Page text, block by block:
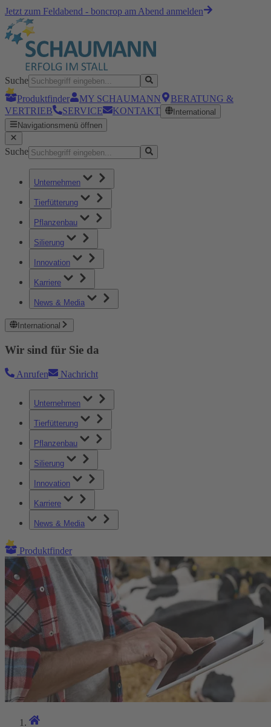
Jetzt zum Feldabend - boncrop am Abend anmelden
Suche
Produktfinder
MY SCHAUMANN
BERATUNG &
VERTRIEB
SERVICE KONTAKT
International
Navigationsmenü öffnen
Suche
Unternehmen
Tierfütterung
Pflanzenbau
Silierung
Innovation
Karriere
News & Media
International
Wir sind für Sie da
Anrufen Nachricht
Unternehmen
Tierfütterung
Pflanzenbau
Silierung
Innovation
Karriere
News & Media
Produktfinder